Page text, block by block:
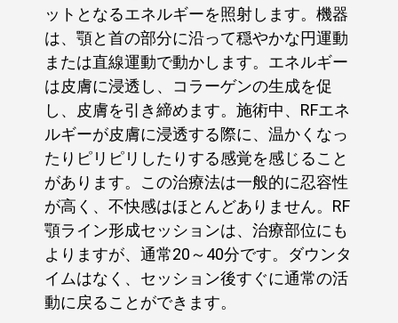
ットとなるエネルギーを照射します。機器
は、顎と首の部分に沿って穏やかな円運動
または直線運動で動かします。エネルギー
は皮膚に浸透し、コラーゲンの生成を促
し、皮膚を引き締めます。施術中、RFエネ
ルギーが皮膚に浸透する際に、温かくなっ
たりピリピリしたりする感覚を感じること
があります。この治療法は一般的に忍容性
が高く、不快感はほとんどありません。RF
顎ライン形成セッションは、治療部位にも
よりますが、通常20～40分です。ダウンタ
イムはなく、セッション後すぐに通常の活
動に戻ることができます。